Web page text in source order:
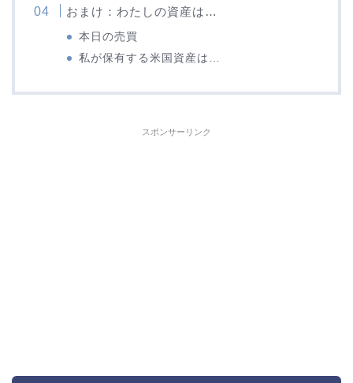
おまけ：わたしの資産は…
本日の売買
私が保有する米国資産は…
スポンサーリンク